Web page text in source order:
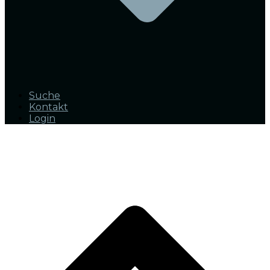
Suche
Kontakt
Login